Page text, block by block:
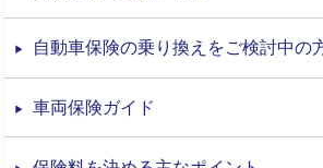
自動車保険の乗り換えをご検討中の
車両保険ガイド